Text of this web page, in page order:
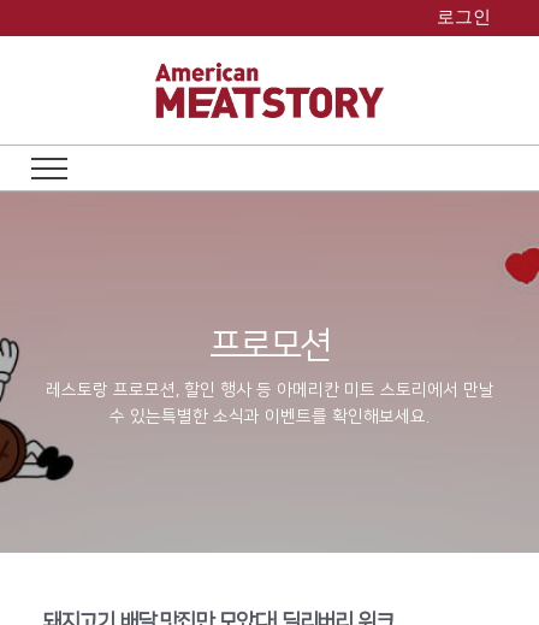
로그인
프로모션
레스토랑 프로모션, 할인 행사 등 아메리칸 미트 스토리에서 만날
수 있는특별한 소식과 이벤트를 확인해보세요.